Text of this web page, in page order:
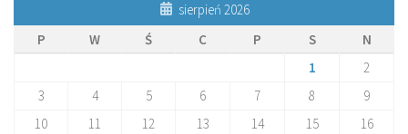
sierpień 2026
P
W Ś C P S
N
1
2
3
4 5 6 7 8
9
10
11 12 13 14 15
16